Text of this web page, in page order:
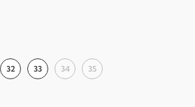
32 33 34 35